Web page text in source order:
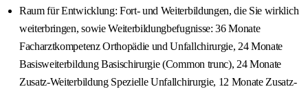
Raum für Entwicklung: Fort- und Weiterbildungen, die Sie wirklich
weiterbringen, sowie Weiterbildungbefugnisse: 36 Monate
Facharztkompetenz Orthopädie und Unfallchirurgie, 24 Monate
Basisweiterbildung Basischirurgie (Common trunc), 24 Monate
Zusatz-Weiterbildung Spezielle Unfallchirurgie, 12 Monate Zusatz-